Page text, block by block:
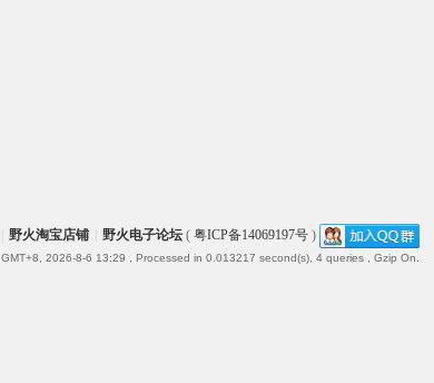
野火淘宝店铺 野火电子论坛( 粤ICP备14069197号)
GMT+8, 2026-8-6 13:29 , Processed in 0.013217 second(s), 4 queries , Gzip On.